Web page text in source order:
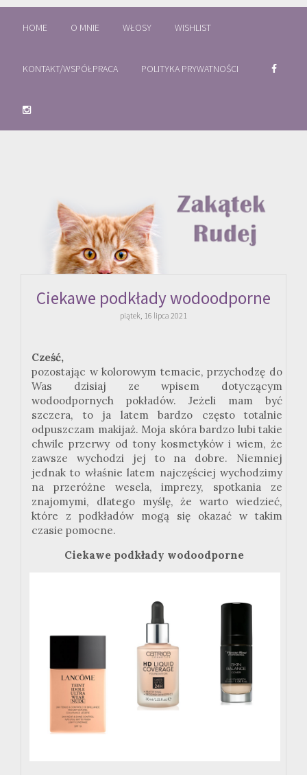
HOME O MNIE WŁOSY WISHLIST
KONTAKT/WSPÓŁPRACA POLITYKA PRYWATNOŚCI
Ciekawe podkłady wodoodporne
piątek, 16 lipca 2021
Cześć,
pozostając w kolorowym temacie, przychodzę do
Was dzisiaj ze wpisem dotyczącym
wodoodpornych pokładów. Jeżeli mam być
szczera, to ja latem bardzo często totalnie
odpuszczam makijaż. Moja skóra bardzo lubi takie
chwile przerwy od tony kosmetyków i wiem, że
zawsze wychodzi jej to na dobre. Niemniej
jednak to właśnie latem najczęściej wychodzimy
na przeróżne wesela, imprezy, spotkania ze
znajomymi, dlatego myślę, że warto wiedzieć,
które z podkładów mogą się okazać w takim
czasie pomocne.
Ciekawe podkłady wodoodporne